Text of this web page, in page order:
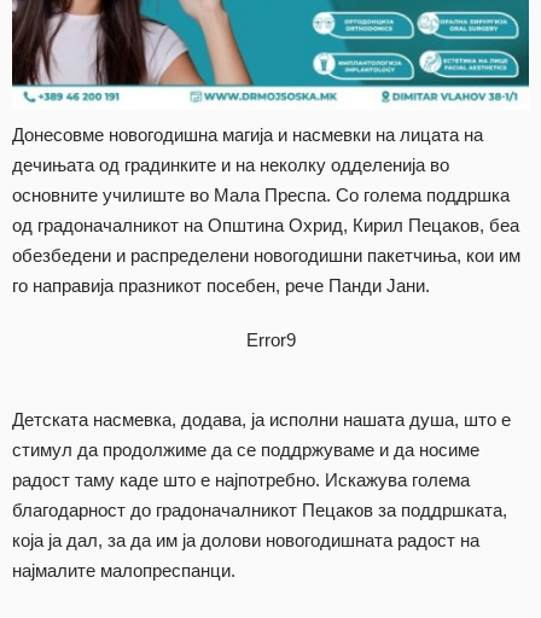
Донесовме новогодишна магија и насмевки на лицата на
дечињата од градинките и на неколку одделенија во
основните училиште во Мала Преспа. Со голема поддршка
од градоначалникот на Општина Охрид, Кирил Пецаков, беа
обезбедени и распределени новогодишни пакетчиња, кои им
го направија празникот посебен, рече Панди Јани.
Error9
Детската насмевка, додава, ја исполни нашата душа, што е
стимул да продолжиме да се поддржуваме и да носиме
радост таму каде што е најпотребно. Искажува голема
благодарност до градоначалникот Пецаков за поддршката,
која ја дал, за да им ја долови новогодишната радост на
најмалите малопреспанци.